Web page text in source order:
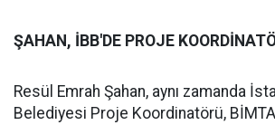
ŞAHAN, İBB'DE PROJE
Resül Emrah Şahan, aynı zamanda
Belediyesi Proje Koordinatörü,